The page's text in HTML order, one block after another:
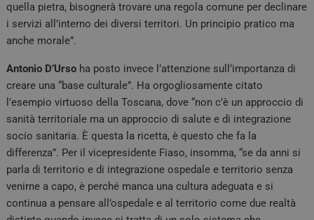
quella pietra, bisognerà trovare una regola comune per declinare
i servizi all’interno dei diversi territori. Un principio pratico ma
anche morale”.
Antonio D’Urso ha posto invece l’attenzione sull’importanza di
creare una “base culturale”. Ha orgogliosamente citato
l’esempio virtuoso della Toscana, dove “non c’è un approccio di
sanità territoriale ma un approccio di salute e di integrazione
socio sanitaria. È questa la ricetta, è questo che fa la
differenza”. Per il vicepresidente Fiaso, insomma, “se da anni si
parla di territorio e di integrazione ospedale e territorio senza
venirne a capo, è perché manca una cultura adeguata e si
continua a pensare all’ospedale e al territorio come due realtà